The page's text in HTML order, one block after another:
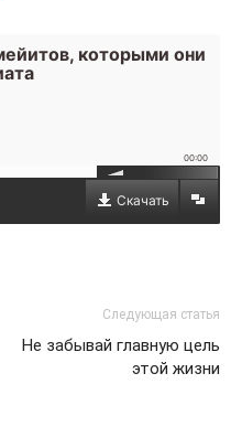
которыми они
00:00
Скачать
Следующая статья
Не забывай главную цель
этой жизни